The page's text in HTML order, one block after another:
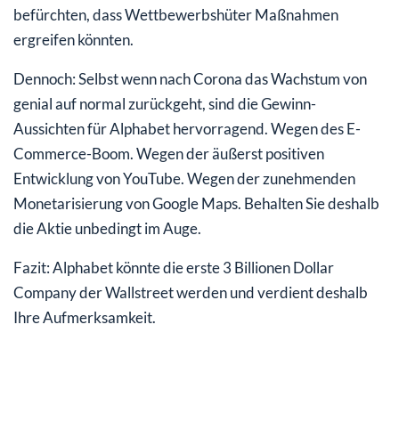
befürchten, dass Wettbewerbshüter Maßnahmen
ergreifen könnten.
Dennoch: Selbst wenn nach Corona das Wachstum von
genial auf normal zurückgeht, sind die Gewinn-
Aussichten für Alphabet hervorragend. Wegen des E-
Commerce-Boom. Wegen der äußerst positiven
Entwicklung von YouTube. Wegen der zunehmenden
Monetarisierung von Google Maps. Behalten Sie deshalb
die Aktie unbedingt im Auge.
Fazit: Alphabet könnte die erste 3 Billionen Dollar
Company der Wallstreet werden und verdient deshalb
Ihre Aufmerksamkeit.